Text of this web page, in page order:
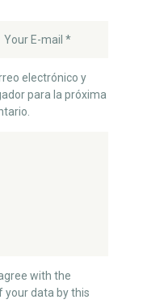
electrónico y
para la próxima
with the
your data by this